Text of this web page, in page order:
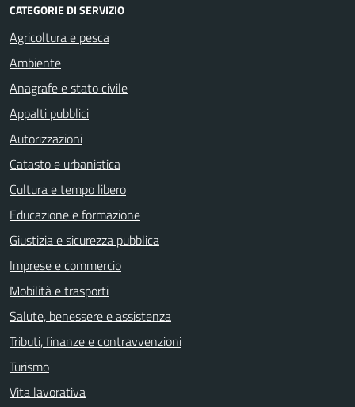
CATEGORIE DI SERVIZIO
Agricoltura e pesca
Ambiente
Anagrafe e stato civile
Appalti pubblici
Autorizzazioni
Catasto e urbanistica
Cultura e tempo libero
Educazione e formazione
Giustizia e sicurezza pubblica
Imprese e commercio
Mobilità e trasporti
Salute, benessere e assistenza
Tributi, finanze e contravvenzioni
Turismo
Vita lavorativa